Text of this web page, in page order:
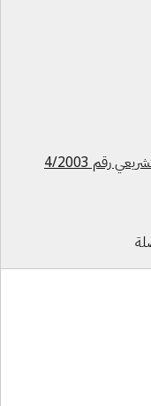
قانون العقوبات (الذي أُقر بموجب المرسوم التشريعي رقم 4/2003